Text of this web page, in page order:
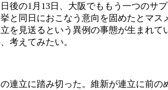
の1月13日、大阪でももう一つのサ
と同日におこなう意向を固めたとマ
を見送るという異例の事態が生まれ
考えてみたい。
立に踏み切った。維新が連立に前の